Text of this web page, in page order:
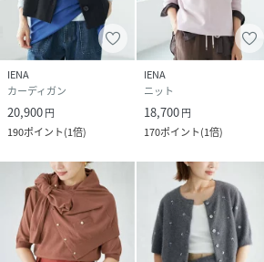
※照明の関係により、実際よりも色味が
あります。
またパソコン・スマートフォンなどの環
と画像のカラーが異なる場合もございま
予めご了承ください。
ブラックA着用スタッフ身長：159cm
グレーA着用スタッフ身長：162cm着用
詳細着用スタッフ身長：162・163cm着
IENA
カーディガン
20,900円
190ポイント(1倍)
IENA
ニット
18,700円
170ポイント(1倍)